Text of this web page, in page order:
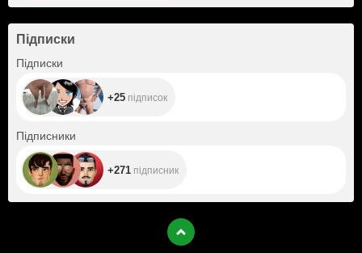
Підписки
Підписки
+25 підписок
Підписники
+271 підписник